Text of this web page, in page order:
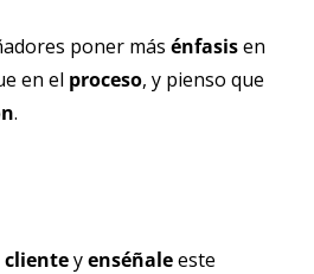
poner más énfasis en
en el proceso, y pienso que
.
cliente y enséñale